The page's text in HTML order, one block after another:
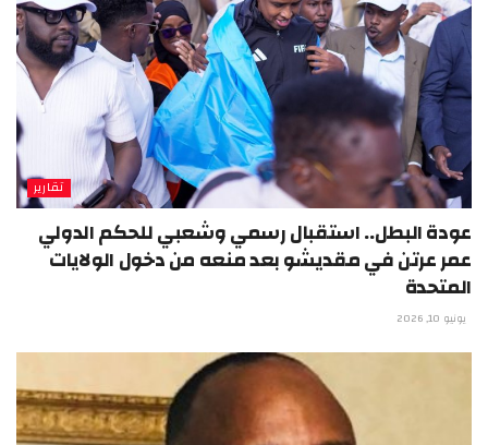
تقارير
عودة البطل.. استقبال رسمي وشعبي للحكم الدولي
عمر عرتن في مقديشو بعد منعه من دخول الولايات
المتحدة
يونيو 10, 2026